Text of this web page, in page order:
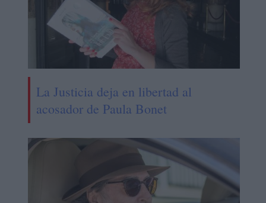
La Justicia deja en libertad al
acosador de Paula Bonet